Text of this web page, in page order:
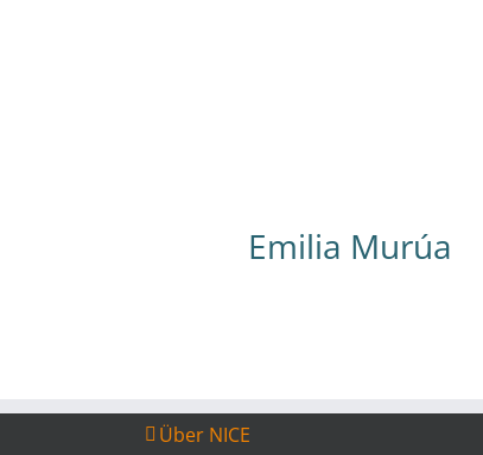
Emilia Murúa
Über NICE